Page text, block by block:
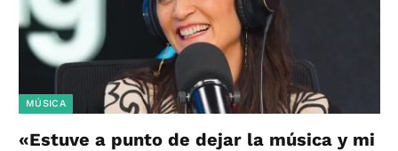
MÚSICA
«Estuve a punto de dejar la música y mi